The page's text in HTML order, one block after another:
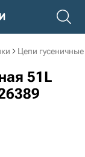
Цепи гусеничные
51L